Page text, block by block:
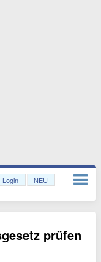
Login NEU
prüfen